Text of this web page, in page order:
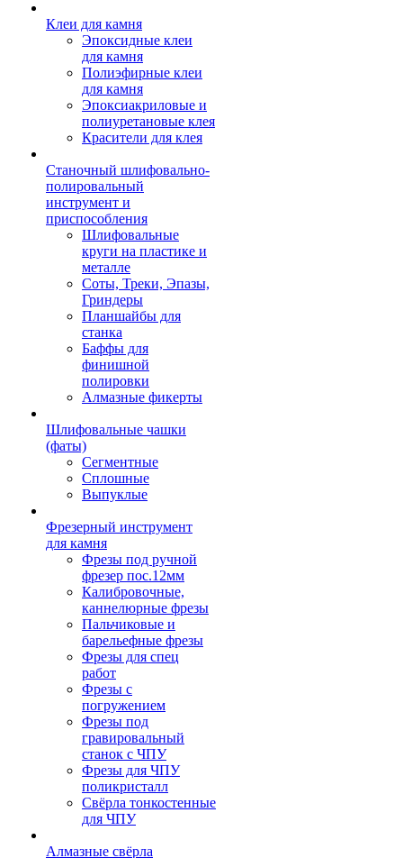
Клеи для камня
Эпоксидные клеи
для камня
Полиэфирные клеи
для камня
Эпоксиакриловые и
полиуретановые клея
Красители для клея
Станочный шлифовально-
полировальный
инструмент и
приспособления
Шлифовальные
круги на пластике и
металле
Соты, Треки, Эпазы,
Гриндеры
Планшайбы для
станка
Баффы для
финишной
полировки
Алмазные фикерты
Шлифовальные чашки
(фаты)
Сегментные
Сплошные
Выпуклые
Фрезерный инструмент
для камня
Фрезы под ручной
фрезер пос.12мм
Калибровочные,
каннелюрные фрезы
Пальчиковые и
барельефные фрезы
Фрезы для спец
работ
Фрезы с
погружением
Фрезы под
гравировальный
станок с ЧПУ
Фрезы для ЧПУ
поликристалл
Свёрла тонкостенные
для ЧПУ
Алмазные свёрла